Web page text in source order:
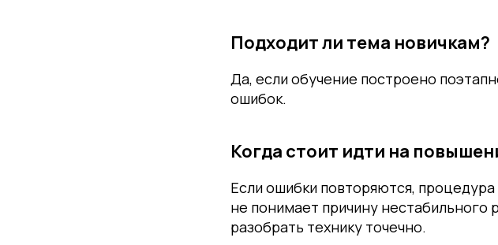
Подходит ли тема новичкам?
Да, если обучение построено
ошибок.
Когда стоит идти на
Если ошибки повторяются,
не понимает причину
разобрать технику точечно.